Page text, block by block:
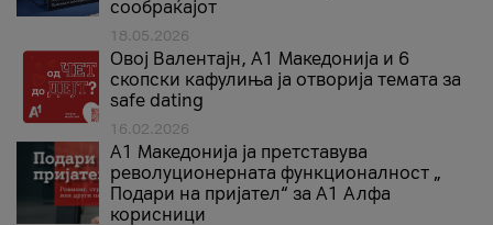
сообраќајот
18.05.2026
Овој Валентајн, A1 Македонија и 6
скопски кафулиња ја отворија темата за
safe dating
16.02.2026
А1 Македонија ја претставува
револуционерната функционалност „
Подари на пријател“ за А1 Алфа
корисници